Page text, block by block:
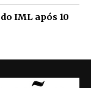
IML após 10